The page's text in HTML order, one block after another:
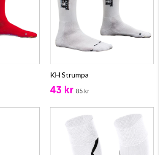
KH Strumpa
43 kr 85 kr